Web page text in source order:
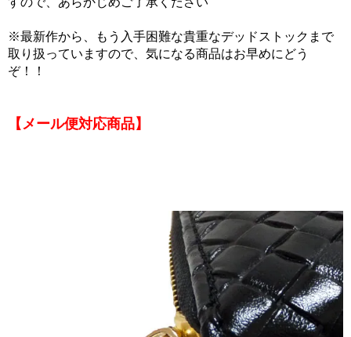
※最新作から、もう入手困難な貴重なデッドストックまで
取り扱っていますので、気になる商品はお早めにどう
ぞ！！
【メール便対応商品】